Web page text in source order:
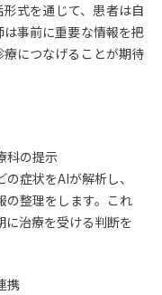
式を通じて、患者は自
事前に重要な情報を把
につなげることが期待
科の提示
症状をAIが解析し、
の整理をします。これ
に治療を受ける判断を
携